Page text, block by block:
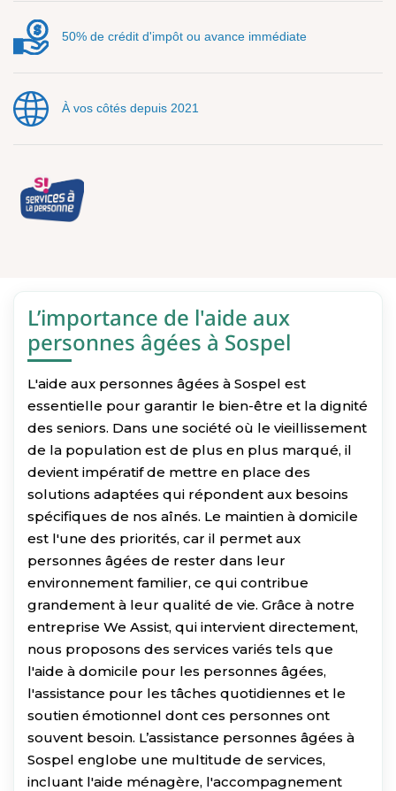
50% de crédit d'impôt ou avance immédiate
À vos côtés depuis 2021
L’importance de l'aide aux
personnes âgées à Sospel
L'aide aux personnes âgées à Sospel est
essentielle pour garantir le bien-être et la dignité
des seniors. Dans une société où le vieillissement
de la population est de plus en plus marqué, il
devient impératif de mettre en place des
solutions adaptées qui répondent aux besoins
spécifiques de nos aînés. Le maintien à domicile
est l'une des priorités, car il permet aux
personnes âgées de rester dans leur
environnement familier, ce qui contribue
grandement à leur qualité de vie. Grâce à notre
entreprise We Assist, qui intervient directement,
nous proposons des services variés tels que
l'aide à domicile pour les personnes âgées,
l'assistance pour les tâches quotidiennes et le
soutien émotionnel dont ces personnes ont
souvent besoin. L’assistance personnes âgées à
Sospel englobe une multitude de services,
incluant l'aide ménagère, l'accompagnement